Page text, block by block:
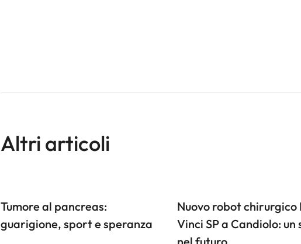
Altri articoli
Tumore al pancreas:
guarigione, sport e speranza
Nuovo robot chirurgico
Vinci SP a Candiolo: un